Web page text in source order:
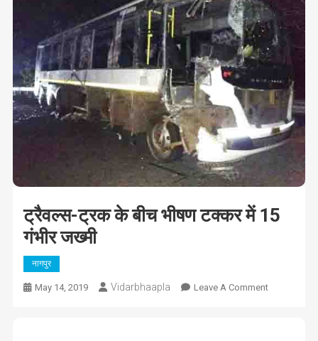
ट्रैवल्स-ट्रक के बीच भीषण टक्कर में 15
गंभीर जख्मी
नागपुर
May 14, 2019 Vidarbhaapla Leave A CommentOn